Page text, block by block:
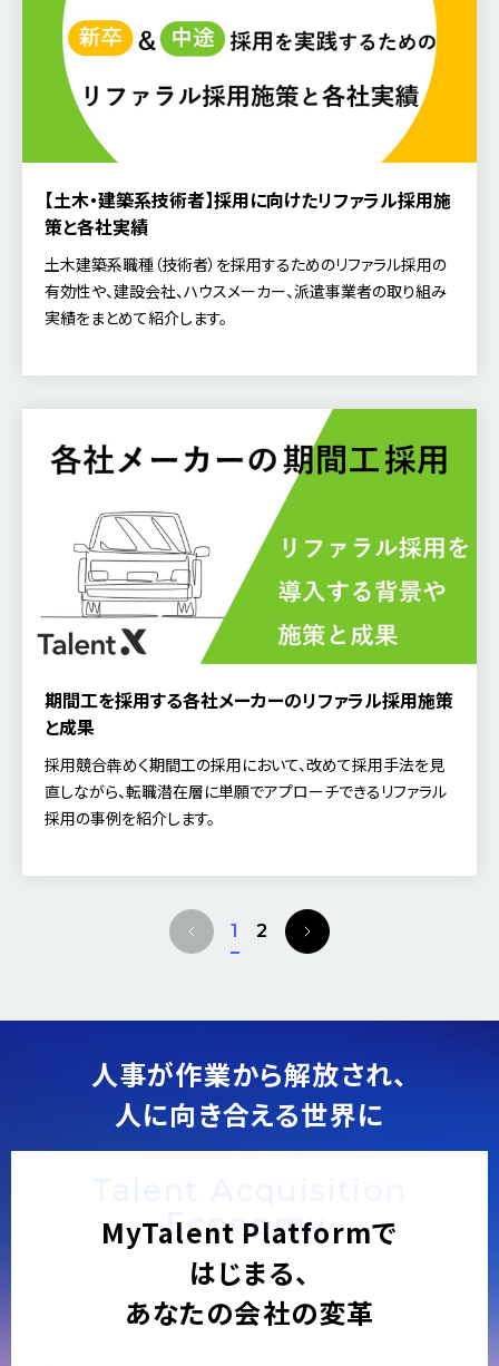
【土木・建築系技術者】採用に向けたリファラル採用施
策と各社実績
土木建築系職種（技術者）を採用するためのリファラル採用の
有効性や、建設会社、ハウスメーカー、派遣事業者の取り組み
実績をまとめて紹介します。
期間工を採用する各社メーカーのリファラル採用施策
と成果
採用競合犇めく期間工の採用において、改めて採用手法を見
直しながら、転職潜在層に単願でアプローチできるリファラル
採用の事例を紹介します。
P
r
u
s
1 2
N
e
人事が作業から解放され、
人に向き合える世界に
Economy.
MyTalent Platformで
はじまる、
あなたの会社の変革